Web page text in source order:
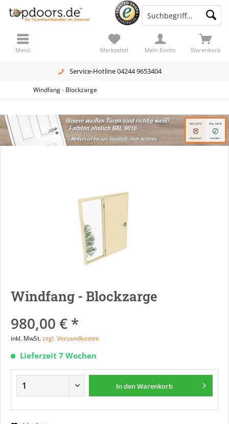
Service-Hotline 04244 9653404
Warenkorb
Merkzettel Mein Konto
Menü
Windfang - Blockzarge
Windfang - Blockzarge
980,00 € *
inkl. MwSt.zzgl. Versandkosten
Lieferzeit 7 Wochen
In denWarenkorb